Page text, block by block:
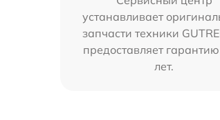
устанавливает
запчасти техники
предоставляет
лет.